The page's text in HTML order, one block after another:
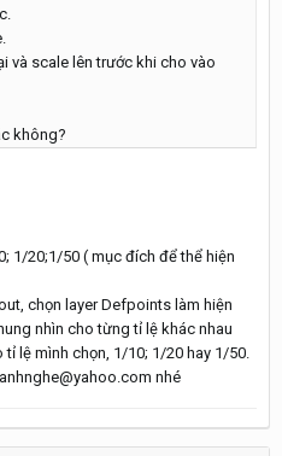
và scale lên trước khi cho vào
không?
1/20;1/50 ( mục đích để thể hiện
chọn layer Defpoints làm hiện
nhìn cho từng tỉ lệ khác nhau
lệ mình chọn, 1/10; 1/20 hay 1/50.
nhé